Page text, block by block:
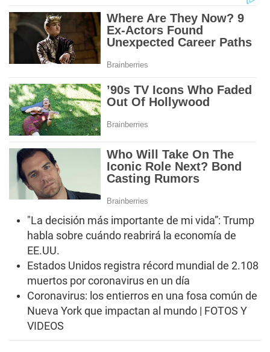
"La decisión más importante de mi vida”: Trump
habla sobre cuándo reabrirá la economía de
EE.UU.
Estados Unidos registra récord mundial de 2.108
muertos por coronavirus en un día
Coronavirus: los entierros en una fosa común de
Nueva York que impactan al mundo | FOTOS Y
VIDEOS